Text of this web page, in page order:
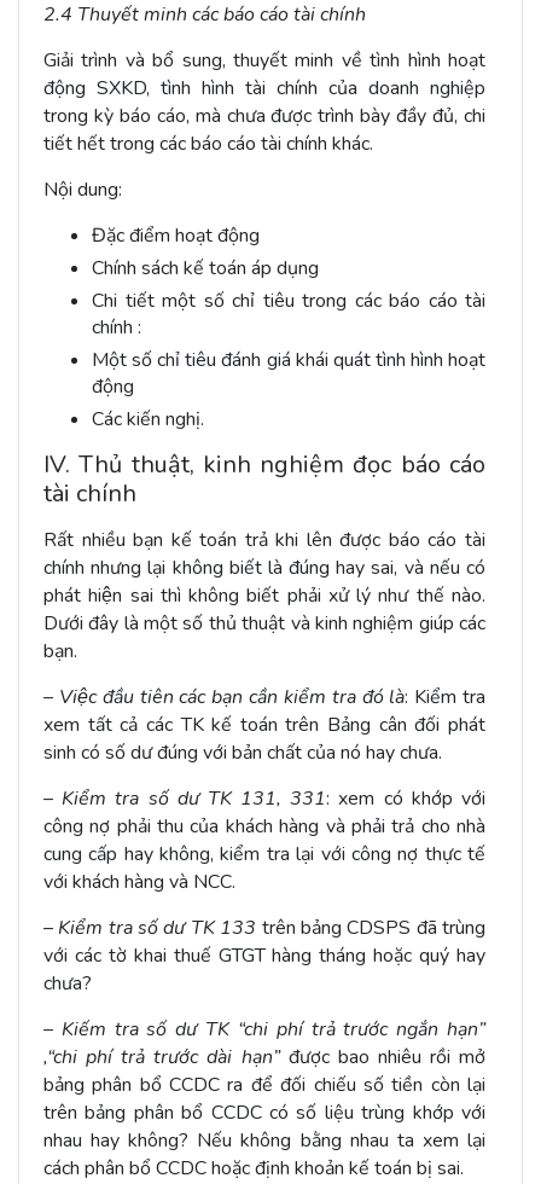
2.4 Thuyết minh các báo cáo tài chính
Giải trình và bổ sung, thuyết minh về tình hình hoạt
động SXKD, tình hình tài chính của doanh nghiệp
trong kỳ báo cáo, mà chưa được trình bày đầy đủ, chi
tiết hết trong các báo cáo tài chính khác.
Nội dung:
Đặc điểm hoạt động
Chính sách kế toán áp dụng
Chi tiết một số chỉ tiêu trong các báo cáo tài
chính :
Một số chỉ tiêu đánh giá khái quát tình hình hoạt
động
Các kiến nghị.
IV. Thủ thuật, kinh nghiệm đọc báo cáo
tài chính
Rất nhiều bạn kế toán trả khi lên được báo cáo tài
chính nhưng lại không biết là đúng hay sai, và nếu có
phát hiện sai thì không biết phải xử lý như thế nào.
Dưới đây là một số thủ thuật và kinh nghiệm giúp các
bạn.
– Việc đầu tiên các bạn cần kiểm tra đó là: Kiểm tra
xem tất cả các TK kế toán trên Bảng cân đối phát
sinh có số dư đúng với bản chất của nó hay chưa.
– Kiểm tra số dư TK 131, 331: xem có khớp với
công nợ phải thu của khách hàng và phải trả cho nhà
cung cấp hay không, kiểm tra lại với công nợ thực tế
với khách hàng và NCC.
– Kiểm tra số dư TK 133 trên bảng CDSPS đã trùng
với các tờ khai thuế GTGT hàng tháng hoặc quý hay
chưa?
– Kiếm tra số dư TK “chi phí trả trước ngắn hạn”
,“chi phí trả trước dài hạn”được bao nhiêu rồi mở
bảng phân bổ CCDC ra để đối chiếu số tiền còn lại
trên bảng phân bổ CCDC có số liệu trùng khớp với
nhau hay không? Nếu không bằng nhau ta xem lại
cách phân bổ CCDC hoặc định khoản kế toán bị sai.